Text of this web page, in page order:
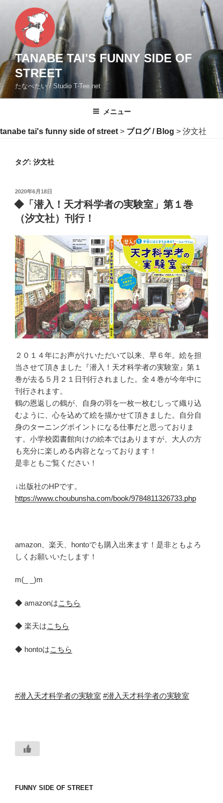
へ
ス
キ
ッ
TANABE TAI'S FUNNY SIDE OF
STREET
たなべたい / Studio T-Tee.net
メニュー
tanabe tai's funny side of street > ブログ / Blog > 汐文社
タグ: 汐文社
投
稿
日:
2020年6月18日
◆「潜入！天才科学者の実験室」第１巻
（汐文社）刊行！
２０１４年にお声がけいただいて以来、早６年。絵を担
当させて頂きました『潜入！天才科学者の実験室』第１
巻が去る５月２１日刊行されました。全４巻が今年中に
刊行されます。
鶴の恩返しの鶴が、自身の羽を一枚一枚むしって織り込
むように、心を込めて絵を描かせて頂きました。自分自
身のターニングポイントになる仕事だと思っておりま
す。小学校図書館向けの絵本ではありますが、大人の方
も充分に楽しめる内容となっております！
是非ともご覧ください！
↓出版社のHPです。
https://www.choubunsha.com/book/9784811326733.php
amazon、楽天、hontoでも購入出来ます！是非ともよろ
しくお願いいたします！
m(_ _)m
◆ amazonはこちら
◆ 楽天はこちら
◆ hontoはこちら
#潜入天才科学者の実験室 #潜入天才科学者の実験室
FUNNY SIDE OF STREET